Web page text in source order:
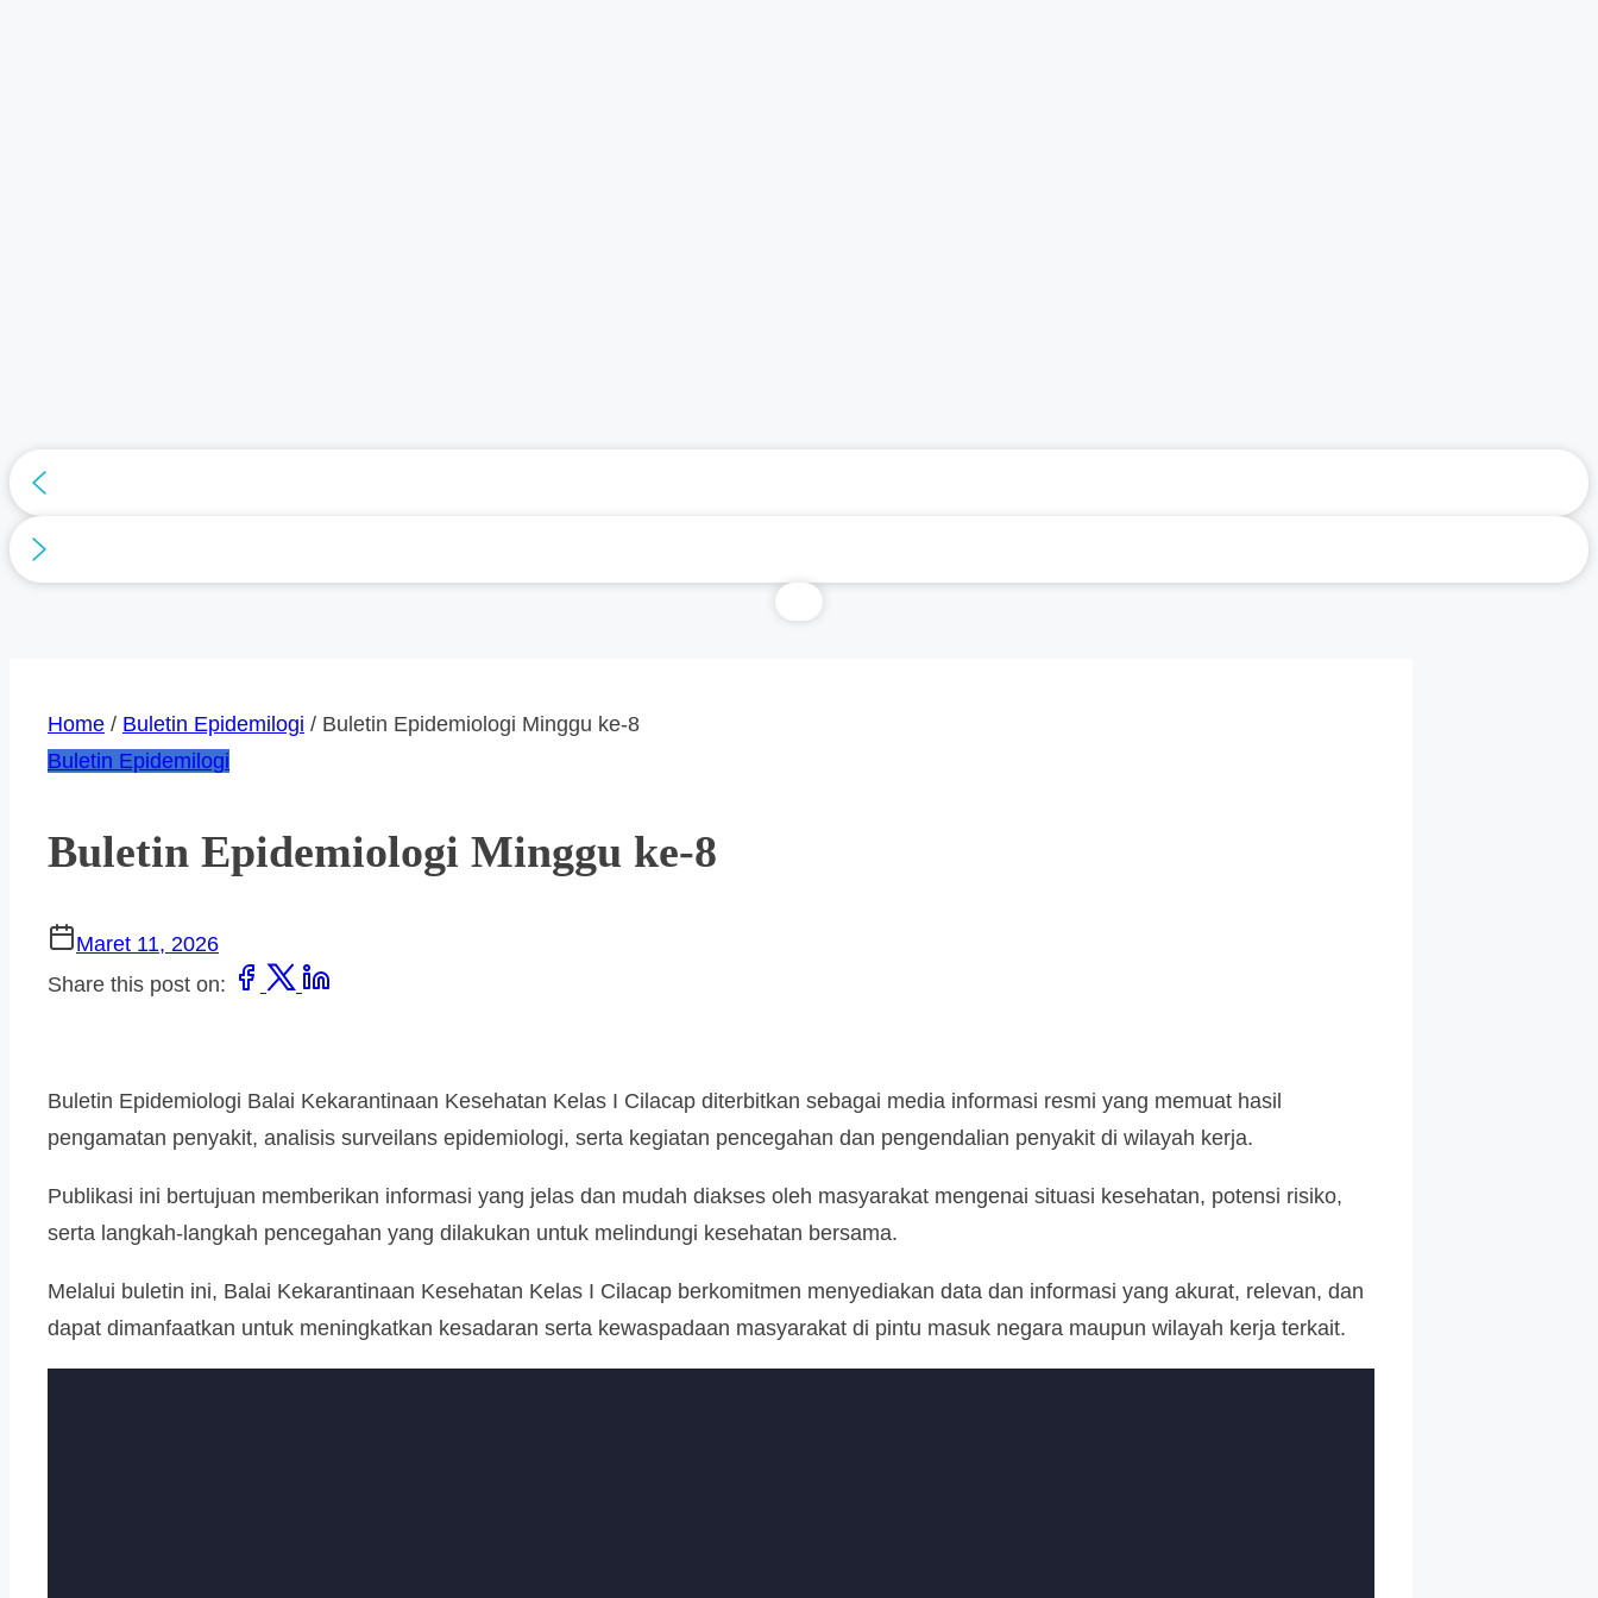
Home / Buletin Epidemilogi / Buletin Epidemiologi Minggu ke-8
Buletin Epidemilogi
Buletin Epidemiologi Minggu ke-8
Maret 11, 2026
Share this post on:
Buletin Epidemiologi Balai Kekarantinaan Kesehatan Kelas I Cilacap diterbitkan sebagai media informasi resmi yang memuat hasil
pengamatan penyakit, analisis surveilans epidemiologi, serta kegiatan pencegahan dan pengendalian penyakit di wilayah kerja.
Publikasi ini bertujuan memberikan informasi yang jelas dan mudah diakses oleh masyarakat mengenai situasi kesehatan, potensi risiko,
serta langkah-langkah pencegahan yang dilakukan untuk melindungi kesehatan bersama.
Melalui buletin ini, Balai Kekarantinaan Kesehatan Kelas I Cilacap berkomitmen menyediakan data dan informasi yang akurat, relevan, dan
dapat dimanfaatkan untuk meningkatkan kesadaran serta kewaspadaan masyarakat di pintu masuk negara maupun wilayah kerja terkait.